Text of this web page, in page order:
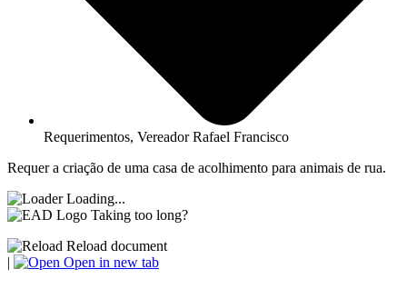
Requerimentos, Vereador Rafael Francisco
Requer a criação de uma casa de acolhimento para animais de rua.
Loading...
Taking too long?
Reload document
|
Open in new tab